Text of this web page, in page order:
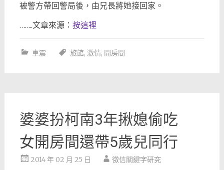
被警方帶回警局後，由兄長將她接回家。
……..文章來源： 按這裡
車震 旅館, 激情, 開房間
婆婆扮柯南3年揪媳偷吃
女開房間還帶5歲兒同行
2014 年 02 月 25 日 徵信關鍵字研究